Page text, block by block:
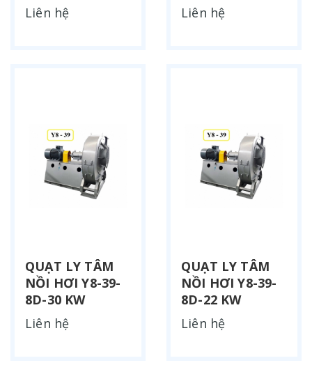
Liên hệ
Liên hệ
QUẠT LY TÂM
NỒI HƠI Y8-39-
8D-30 KW
Liên hệ
QUẠT LY TÂM
NỒI HƠI Y8-39-
8D-22 KW
Liên hệ